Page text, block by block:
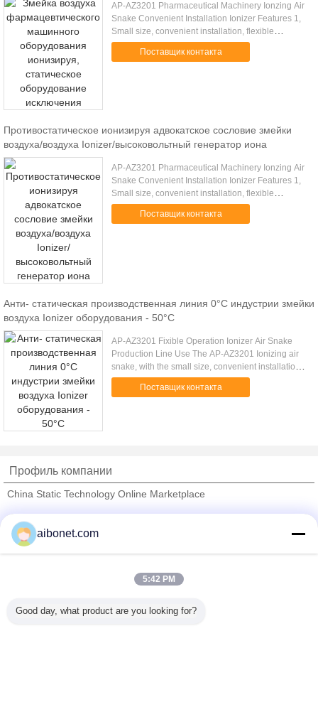
AP-AZ3201 Pharmaceutical Machinery Ionzing Air
Snake Convenient Installation Ionizer Features 1,
Small size, convenient installation, flexible
operation and reliable performance 2, Static
eliminating while ...
Поставщик контакта
Противостатическое ионизируя адвокатское сословие змейки
воздуха/воздуха Ionizer/высоковольтный генератор иона
AP-AZ3201 Pharmaceutical Machinery Ionzing Air
Snake Convenient Installation Ionizer Features 1,
Small size, convenient installation, flexible
operation and reliable performance 2, Static
eliminating while ...
Поставщик контакта
Анти- статическая производственная линия 0°C индустрии змейки
воздуха Ionizer оборудования - 50°C
AP-AZ3201 Fixible Operation Ionizer Air Snake
Production Line Use The AP-AZ3201 Ionizing air
snake, with the small size, convenient installation,
flexible operation and reliable performance. Static
eliminating ...Поставщик контакта
Профиль компании
China Static Technology Online Marketplace
Trust Seal
Все продукты
aibonet.com
5:42 PM
Good day, what product are you looking for?